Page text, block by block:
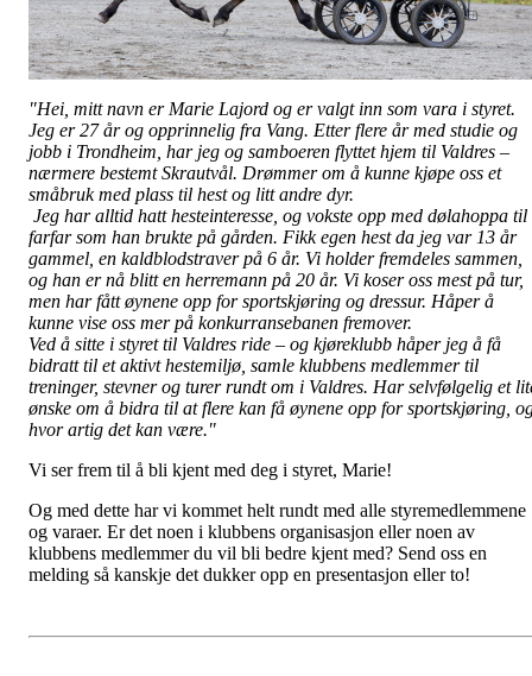
"Hei, mitt navn er Marie Lajord og er valgt inn som vara i styret.
Jeg er 27 år og opprinnelig fra Vang. Etter flere år med studie og
jobb i Trondheim, har jeg og samboeren flyttet hjem til Valdres –
nærmere bestemt Skrautvål. Drømmer om å kunne kjøpe oss et
småbruk med plass til hest og litt andre dyr.
Jeg har alltid hatt hesteinteresse, og vokste opp med dølahoppa til
farfar som han brukte på gården. Fikk egen hest da jeg var 13 år
gammel, en kaldblodstraver på 6 år. Vi holder fremdeles sammen,
og han er nå blitt en herremann på 20 år. Vi koser oss mest på tur,
men har fått øynene opp for sportskjøring og dressur. Håper å
kunne vise oss mer på konkurransebanen fremover.
Ved å sitte i styret til Valdres ride – og kjøreklubb håper jeg å få
bidratt til et aktivt hestemiljø, samle klubbens medlemmer til
treninger, stevner og turer rundt om i Valdres. Har selvfølgelig et
ønske om å bidra til at flere kan få øynene opp for sportskjøring,
hvor artig det kan være."
Vi ser frem til å bli kjent med deg i styret, Marie!
Og med dette har vi kommet helt rundt med alle styremedlemmene
og varaer. Er det noen i klubbens organisasjon eller noen av
klubbens medlemmer du vil bli bedre kjent med? Send oss en
melding så kanskje det dukker opp en presentasjon eller to!